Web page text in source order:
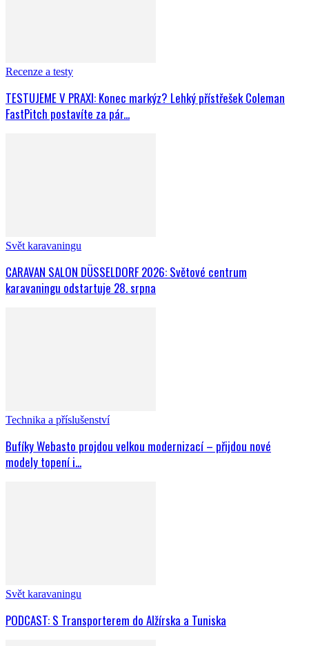
Recenze a testy
TESTUJEME V PRAXI: Konec markýz? Lehký přístřešek Coleman
FastPitch postavíte za pár...
Svět karavaningu
CARAVAN SALON DÜSSELDORF 2026: Světové centrum
karavaningu odstartuje 28. srpna
Technika a příslušenství
Bufíky Webasto projdou velkou modernizací – přijdou nové
modely topení i...
Svět karavaningu
PODCAST: S Transporterem do Alžírska a Tuniska